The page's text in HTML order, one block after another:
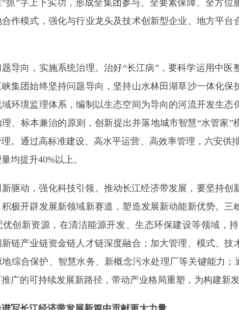
抓”字上下实功，形成全集团参与、全要素保障、全方
作模式，强化与行业龙头及技术创新型企业、地方平
导向，实施系统治理。治好“长江病”，要科学运用中
集团始终坚持问题导向，坚持山水林田湖草沙一体化
环境监理体系，编制以生态空间为导向的河流开发生
、标本兼治的原则，创新提出并落地城市智慧“水管家
。通过高标准建设、高水平运营、高效率管理，六安供
均提升40%以上。
新驱动，强化科技引领。推动长江经济带发展，要坚持
极开辟发展新领域新赛道，塑造发展新动能新优势。
优创新资源，在清洁能源开发、生态环保建设等领域，
链产业链资金链人才链深度融合；加大管理、模式、
综合保护、智慧水务、新概念污水处理厂等关键能力
广的可持续发展新路径，带动产业格局重塑，为构建新